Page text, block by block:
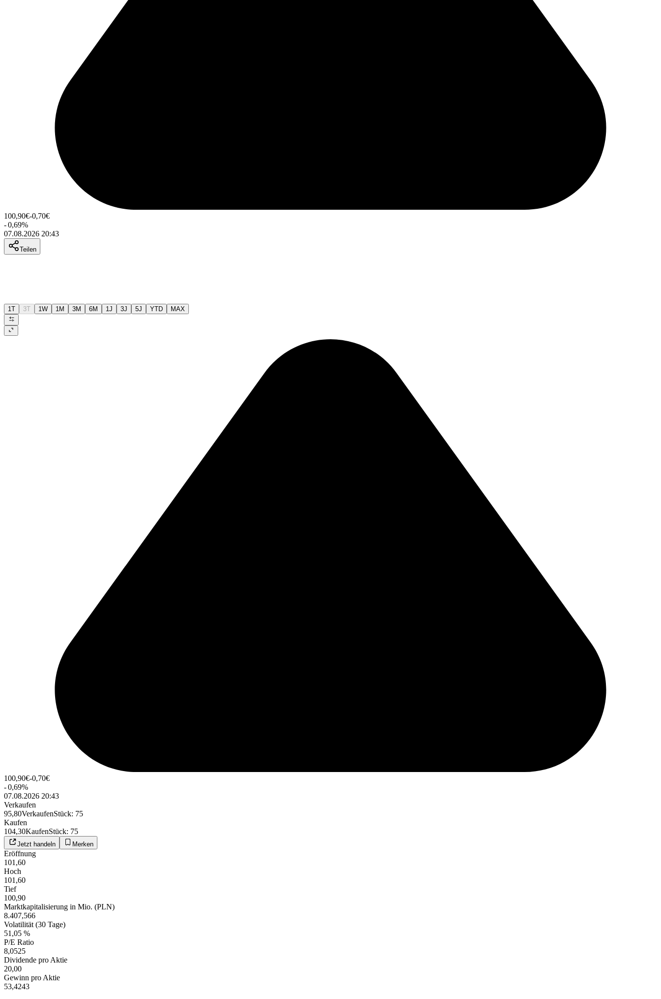
100,90€-0,70€
-0,69%
07.08.2026 20:43
Teilen
1T 3T 1W 1M 3M 6M 1J 3J 5J YTD MAX
100,90€-0,70€
-0,69%
07.08.2026 20:43
Verkaufen
95,80VerkaufenStück: 75
Kaufen
104,30KaufenStück: 75
Jetzt handeln Merken
Eröffnung
101,60
Hoch
101,60
Tief
100,90
Marktkapitalisierung in Mio. (PLN)
8.407,566
Volatilität (30 Tage)
51,05 %
P/E Ratio
8,0525
Dividende pro Aktie
20,00
Gewinn pro Aktie
53,4243